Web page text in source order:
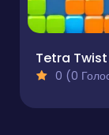
Tetra Twist
0 (0